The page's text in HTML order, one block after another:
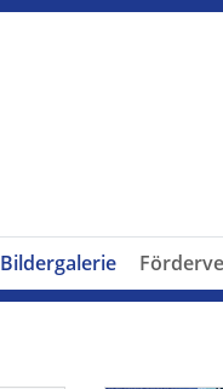
Bildergalerie